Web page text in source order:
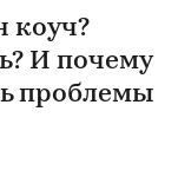
коуч?
И почему
проблемы